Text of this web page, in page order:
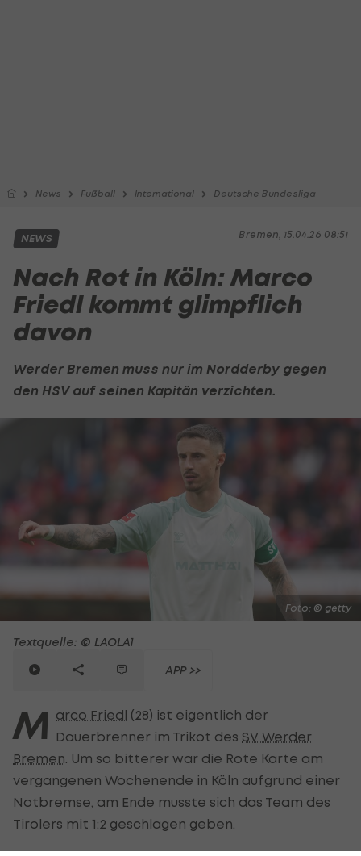
News Fußball International Deutsche Bundesliga
Bremen, 15.04.26 08:51
NEWS
Nach Rot in Köln: Marco
Friedl kommt glimpflich
davon
Werder Bremen muss nur im Nordderby gegen
den HSV auf seinen Kapitän verzichten.
Foto: © getty
Textquelle: © LAOLA1
APP >>
M arco Friedl (28) ist eigentlich der
Dauerbrenner im Trikot des SV Werder
Bremen . Um so bitterer war die Rote Karte am
vergangenen Wochenende in Köln aufgrund einer
Notbremse, am Ende musste sich das Team des
Tirolers mit 1:2 geschlagen geben.